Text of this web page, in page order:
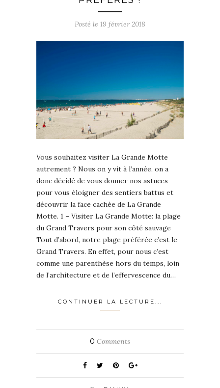
Posté le 19 février 2018
Vous souhaitez visiter La Grande Motte
autrement ? Nous on y vit à l’année, on a
donc décidé de vous donner nos astuces
pour vous éloigner des sentiers battus et
découvrir la face cachée de La Grande
Motte. 1 – Visiter La Grande Motte: la plage
du Grand Travers pour son côté sauvage
Tout d’abord, notre plage préférée c’est le
Grand Travers. En effet, pour nous c’est
comme une parenthèse hors du temps, loin
de l’architecture et de l’effervescence du…
CONTINUER LA LECTURE...
0 Comments